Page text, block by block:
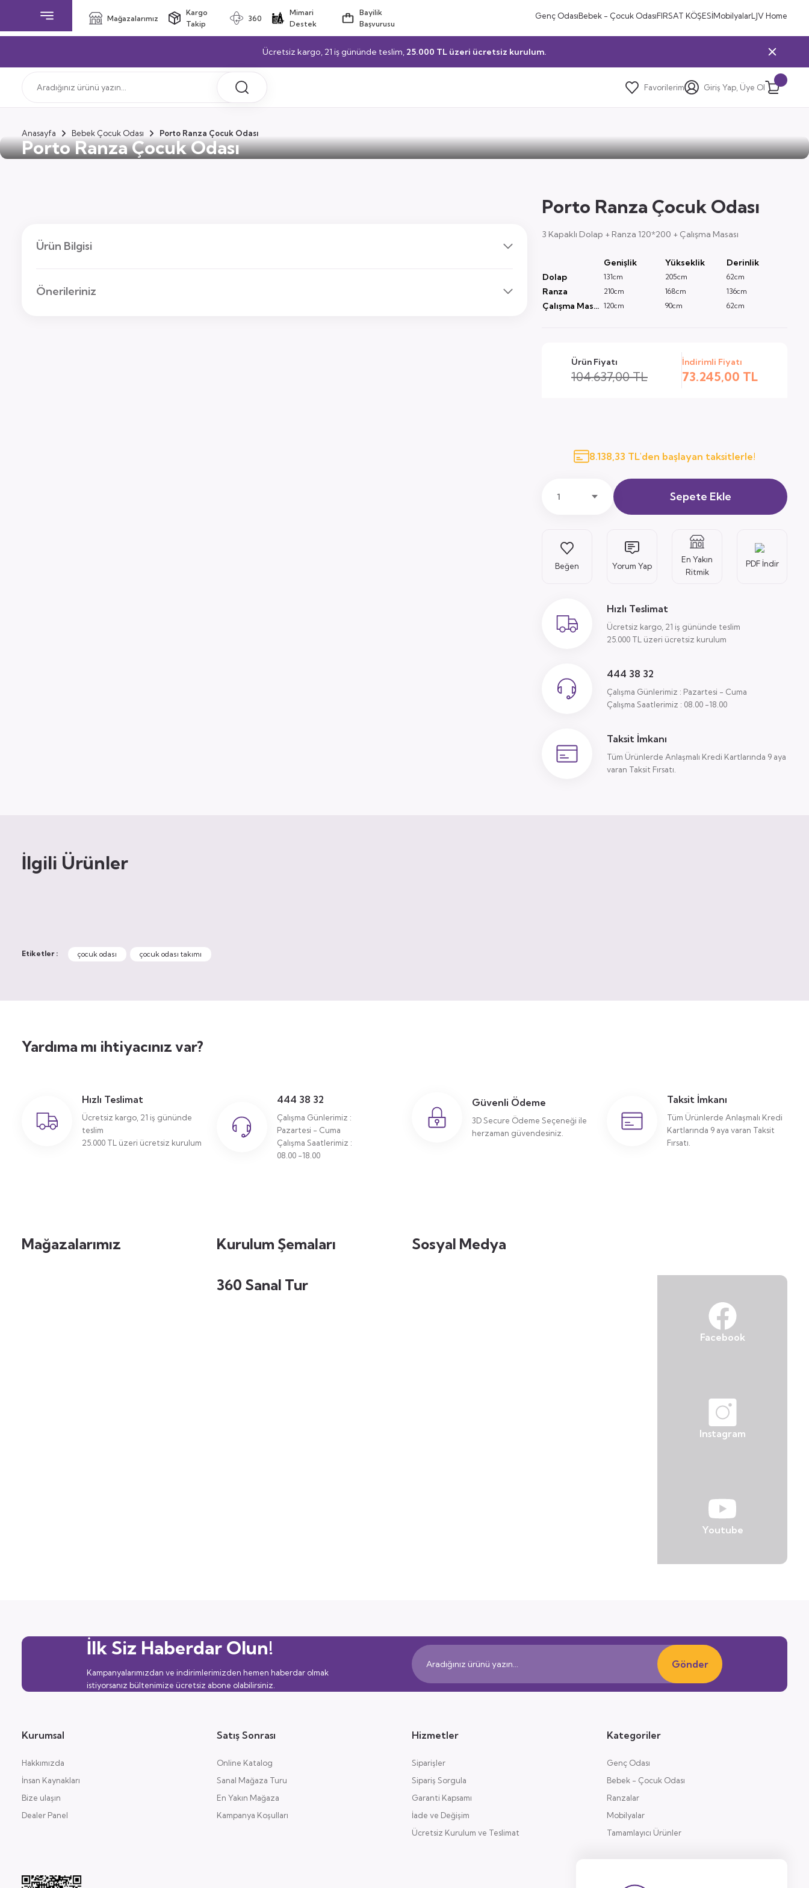
Mağazalarımız
Kargo
Takip
360
Mimari
Destek
Bayilik
Başvurusu
Genç OdasıBebek - Çocuk OdasıFIRSAT KÖŞESİMobilyalarLJV Home
Ücretsiz kargo, 21 iş gününde teslim, 25.000 TL üzeri ücretsiz kurulum.
Favorilerim Giriş Yap, Üye Ol
Anasayfa Bebek Çocuk Odası Porto Ranza Çocuk Odası
Porto Ranza Çocuk Odası
Ürün Bilgisi
Önerileriniz
Porto Ranza Çocuk Odası
3 Kapaklı Dolap + Ranza 120*200 + Çalışma Masası
Genişlik Yükseklik
Derinlik
Dolap
131cm 205cm 62cm
Ranza 210cm 168cm 136cm
Çalışma Masası 120cm 90cm 62cm
Ürün Fiyatı
104.637,00 TL
İndirimli Fiyatı
73.245,00 TL
8.138,33 TL'den başlayan taksitlerle!
Sepete Ekle
Yorum Yap
En Yakın
Ritmik
PDF İndir
Hızlı Teslimat
Ücretsiz kargo, 21 iş gününde teslim
25.000 TL üzeri ücretsiz kurulum
444 38 32
Çalışma Günlerimiz : Pazartesi - Cuma
Çalışma Saatlerimiz : 08.00 -18.00
Taksit İmkanı
Tüm Ürünlerde Anlaşmalı Kredi Kartlarında 9 aya
varan Taksit Fırsatı.
İlgili Ürünler
Etiketler : çocuk odası çocuk odası takımı
Yardıma mı ihtiyacınız var?
Hızlı Teslimat
Ücretsiz kargo, 21 iş gününde
teslim
25.000 TL üzeri ücretsiz kurulum
444 38 32
Çalışma Günlerimiz :
Pazartesi - Cuma
Çalışma Saatlerimiz :
08.00 -18.00
Güvenli Ödeme
3D Secure Ödeme Seçeneği ile
herzaman güvendesiniz.
Taksit İmkanı
Tüm Ürünlerde Anlaşmalı Kredi
Kartlarında 9 aya varan Taksit
Fırsatı.
Mağazalarımız Kurulum Şemaları
360 Sanal Tur
Sosyal Medya
Facebook
Instagram
Youtube
İlk Siz Haberdar Olun!
Kampanyalarımızdan ve indirimlerimizden hemen haberdar olmak
istiyorsanız bültenimize ücretsiz abone olabilirsiniz.
Gönder
Kurumsal
Hakkımızda
İnsan Kaynakları
Bize ulaşın
Dealer Panel
Satış Sonrası
Online Katalog
Sanal Mağaza Turu
En Yakın Mağaza
Kampanya Koşulları
Hizmetler
Siparişler
Sipariş Sorgula
Garanti Kapsamı
İade ve Değişim
Ücretsiz Kurulum ve Teslimat
Kategoriler
Genç Odası
Bebek - Çocuk Odası
Ranzalar
Mobilyalar
Tamamlayıcı Ürünler